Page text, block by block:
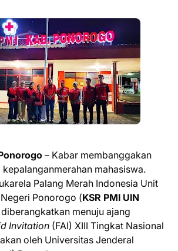
– Kabar membanggakan
mahasiswa.
Palang Merah Indonesia Unit
Ponorogo (KSR PMI UIN
menuju ajang
Invitation (FAI) XIII Tingkat Nasional
oleh Universitas Jenderal